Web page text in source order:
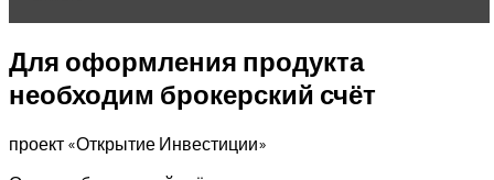
Для оформления продукта
необходим брокерский счёт
проект «Открытие Инвестиции»